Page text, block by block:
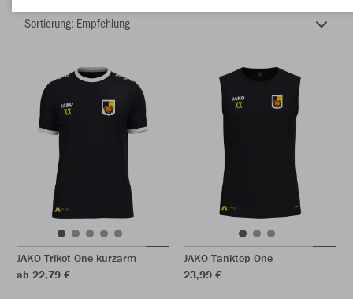
JAKO Trikot One kurzarm
ab 22,79 €
JAKO Tanktop One
23,99 €